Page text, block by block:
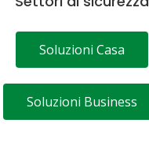
Soluzioni Casa
Soluzioni Business